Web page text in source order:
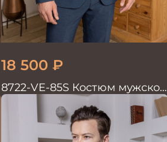
18 500 ₽
8722-VE-85S Костюм мужской
двойка